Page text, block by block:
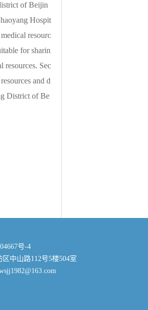
of Beijin
Hospit
resourc
for sharin
resources. Sec
and d
District of Be
号-4
中山路112号5楼504室